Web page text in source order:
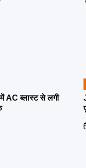
AC ब्लास्ट से लगी